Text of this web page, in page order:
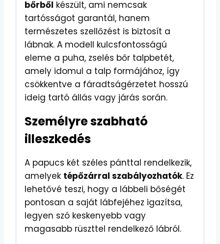
bőrből készült, ami nemcsak
tartósságot garantál, hanem
természetes szellőzést is biztosít a
lábnak. A modell kulcsfontosságú
eleme a puha, zselés bőr talpbetét,
amely idomul a talp formájához, így
csökkentve a fáradtságérzetet hosszú
ideig tartó állás vagy járás során.
Személyre szabható
illeszkedés
A papucs két széles pánttal rendelkezik,
amelyek tépőzárral szabályozhatók. Ez
lehetővé teszi, hogy a lábbeli bőségét
pontosan a saját lábfejéhez igazítsa,
legyen szó keskenyebb vagy
magasabb rüszttel rendelkező lábról.